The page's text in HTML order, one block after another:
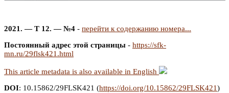
2021. — Т 12. — №4 - перейти к содержанию номера...
Постоянный адрес этой страницы - https://sfk-
mn.ru/29flsk421.html
This article metadata is also available in English
DOI: 10.15862/29FLSK421 (https://doi.org/10.15862/29FLSK421)